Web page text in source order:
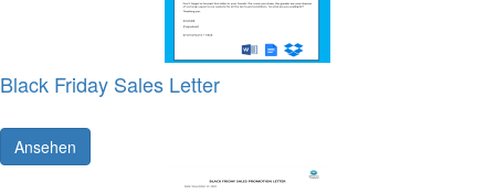
Black Friday Sales Letter
Ansehen